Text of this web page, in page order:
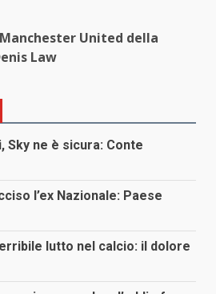
United della
Law
Sky ne è sicura: Conte
l’ex Nazionale: Paese
lutto nel calcio: il dolore